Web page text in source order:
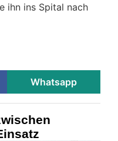
ihn ins Spital nach
Whatsapp